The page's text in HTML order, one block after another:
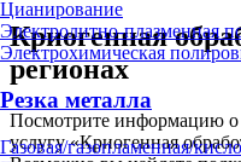
Цианирование
Электролитно-плазменная
Электрохимическая
Резка металла
Газовая/газопламенная/
Криогенная
регионах
Посмотрите информацию о
услугу «Криогенная